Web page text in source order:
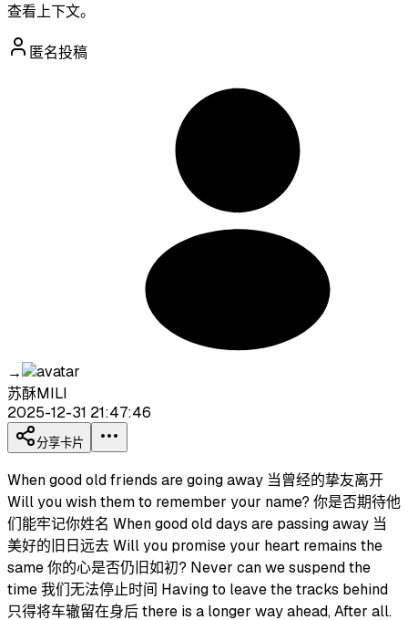
查看上下文。
匿名投稿
→
苏酥MILI
2025-12-31 21:47:46
分享卡片
When good old friends are going away 当曾经的挚友离开
Will you wish them to remember your name? 你是否期待他
们能牢记你姓名 When good old days are passing away 当
美好的旧日远去 Will you promise your heart remains the
same 你的心是否仍旧如初? Never can we suspend the
time 我们无法停止时间 Having to leave the tracks behind
只得将车辙留在身后 there is a longer way ahead, After all.